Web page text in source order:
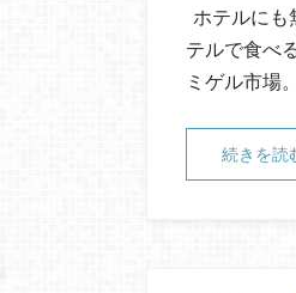
ホテルにも
テルで食べ
ミゲル市場
続きを読